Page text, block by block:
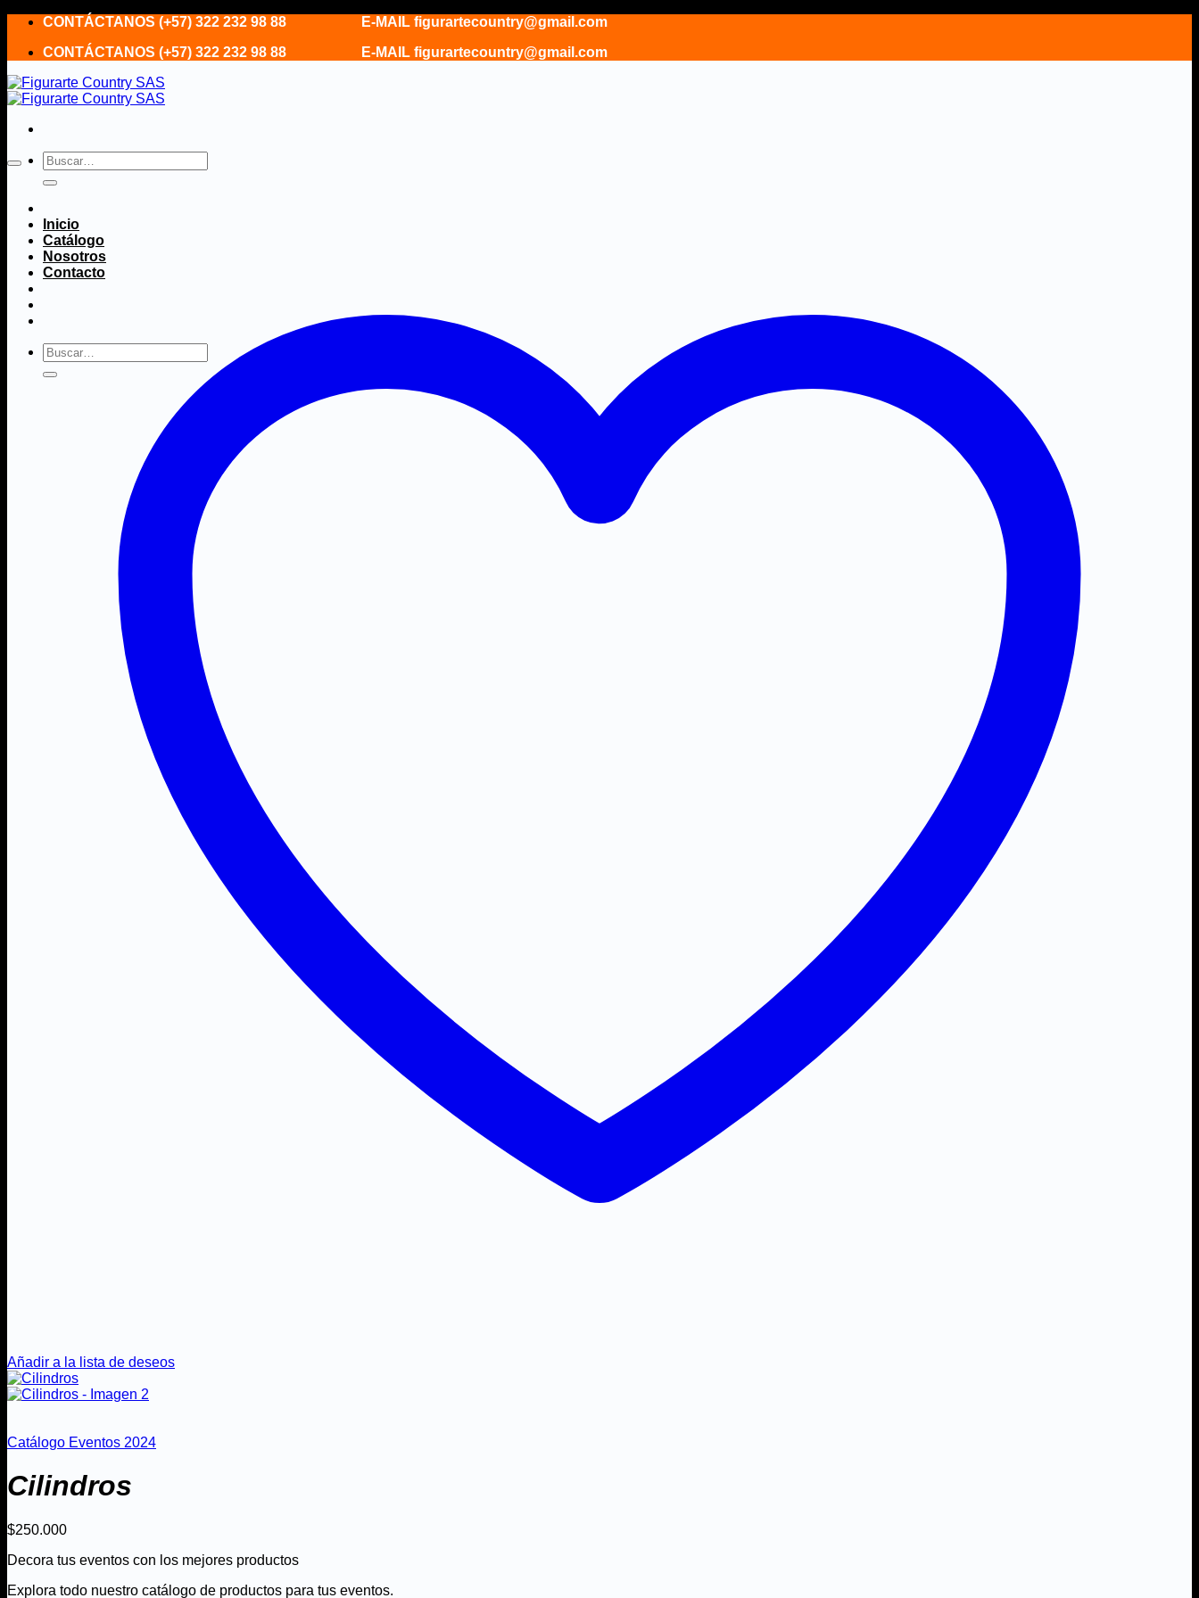
Saltar
contenido
CONTÁCTANOS (+57) 322 232 98 88 E-MAIL figurartecountry@gmail.com
CONTÁCTANOS (+57) 322 232 98 88 E-MAIL figurartecountry@gmail.com
Buscar
por:
Inicio
Catálogo
Nosotros
Contacto
Buscar
por:
Añadir a la lista de deseos
Catálogo Eventos 2024
Cilindros
$250.000
Decora tus eventos con los mejores productos
Explora todo nuestro catálogo de productos para tus eventos.